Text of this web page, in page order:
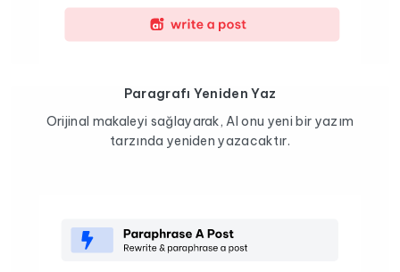
Paragrafı Yeniden Yaz
Orijinal makaleyi sağlayarak, AI onu yeni bir yazım
tarzında yeniden yazacaktır.